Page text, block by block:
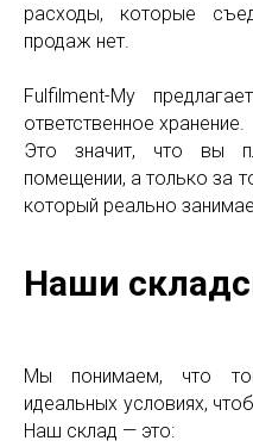
расходы, которые
продаж нет.
Fulfilment-My
ответственное хранение.
Это значит, что вы
помещении, а только за
который реально
Наши
Мы понимаем, что
идеальных условиях,
Наш склад — это: